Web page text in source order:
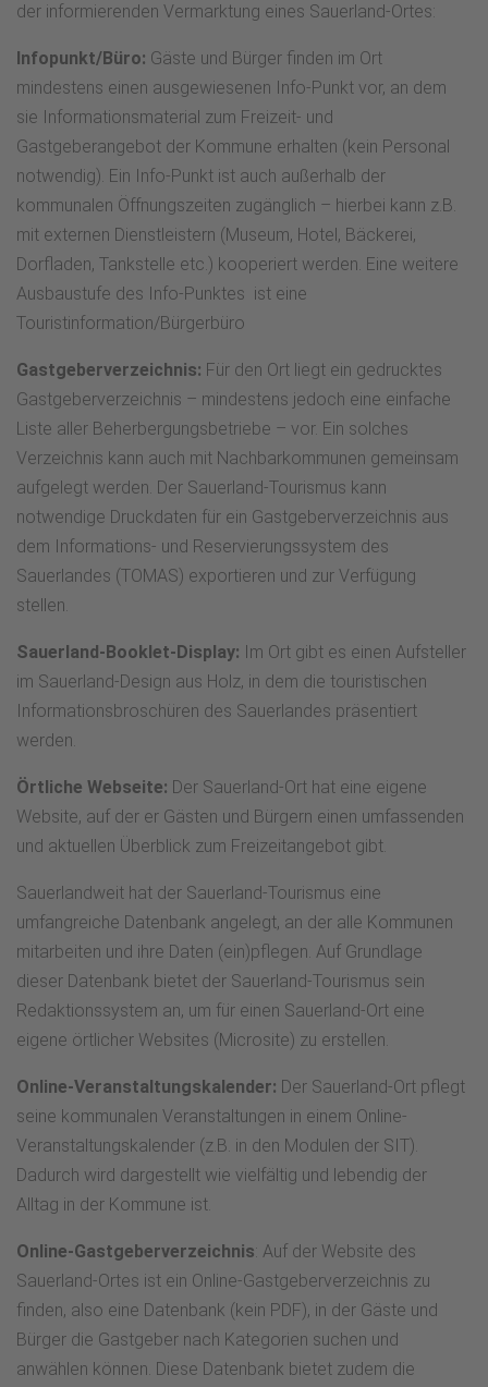
der informierenden Vermarktung eines Sauerland-Ortes:
Infopunkt/Büro: Gäste und Bürger finden im Ort
mindestens einen ausgewiesenen Info-Punkt vor, an dem
sie Informationsmaterial zum Freizeit- und
Gastgeberangebot der Kommune erhalten (kein Personal
notwendig). Ein Info-Punkt ist auch außerhalb der
kommunalen Öffnungszeiten zugänglich – hierbei kann z.B.
mit externen Dienstleistern (Museum, Hotel, Bäckerei,
Dorfladen, Tankstelle etc.) kooperiert werden. Eine weitere
Ausbaustufe des Info-Punktes ist eine
Touristinformation/Bürgerbüro
Gastgeberverzeichnis: Für den Ort liegt ein gedrucktes
Gastgeberverzeichnis – mindestens jedoch eine einfache
Liste aller Beherbergungsbetriebe – vor. Ein solches
Verzeichnis kann auch mit Nachbarkommunen gemeinsam
aufgelegt werden. Der Sauerland-Tourismus kann
notwendige Druckdaten für ein Gastgeberverzeichnis aus
dem Informations- und Reservierungssystem des
Sauerlandes (TOMAS) exportieren und zur Verfügung
stellen.
Sauerland-Booklet-Display: Im Ort gibt es einen Aufsteller
im Sauerland-Design aus Holz, in dem die touristischen
Informationsbroschüren des Sauerlandes präsentiert
werden.
Örtliche Webseite: Der Sauerland-Ort hat eine eigene
Website, auf der er Gästen und Bürgern einen umfassenden
und aktuellen Überblick zum Freizeitangebot gibt.
Sauerlandweit hat der Sauerland-Tourismus eine
umfangreiche Datenbank angelegt, an der alle Kommunen
mitarbeiten und ihre Daten (ein)pflegen. Auf Grundlage
dieser Datenbank bietet der Sauerland-Tourismus sein
Redaktionssystem an, um für einen Sauerland-Ort eine
eigene örtlicher Websites (Microsite) zu erstellen.
Online-Veranstaltungskalender: Der Sauerland-Ort pflegt
seine kommunalen Veranstaltungen in einem Online-
Veranstaltungskalender (z.B. in den Modulen der SIT).
Dadurch wird dargestellt wie vielfältig und lebendig der
Alltag in der Kommune ist.
Online-Gastgeberverzeichnis: Auf der Website des
Sauerland-Ortes ist ein Online-Gastgeberverzeichnis zu
finden, also eine Datenbank (kein PDF), in der Gäste und
Bürger die Gastgeber nach Kategorien suchen und
anwählen können. Diese Datenbank bietet zudem die